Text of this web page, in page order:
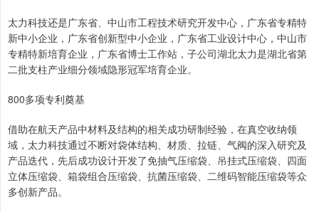
太力科技还是广东省、中山市工程技术研究开发中心，广东省专精特
新中小企业，广东省创新型中小企业，广东省工业设计中心，中山市
专精特新培育企业，广东省博士工作站，子公司湖北太力是湖北省第
二批支柱产业细分领域隐形冠军培育企业。
800多项专利奠基
借助在航天产品中材料及结构的相关成功研制经验，在真空收纳领
域，太力科技通过不断对袋体结构、材质、拉链、气阀的深入研究及
产品迭代，先后成功设计开发了免抽气压缩袋、吊挂式压缩袋、四面
立体压缩袋、箱袋组合压缩袋、抗菌压缩袋、二维码智能压缩袋等众
多创新产品。